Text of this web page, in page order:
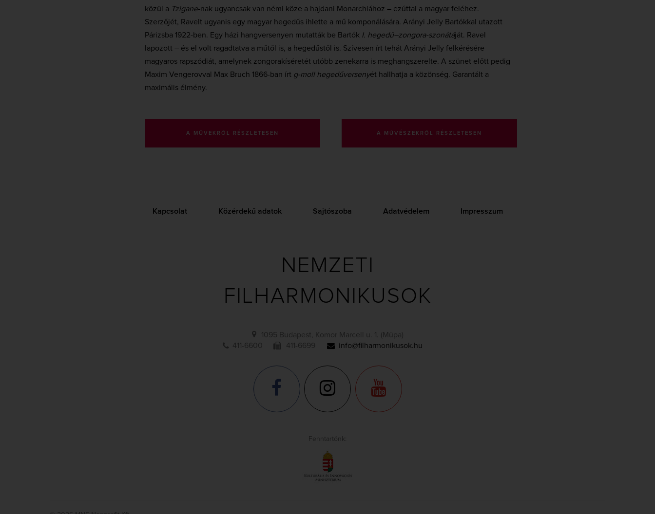
közül a Tzigane-nak ugyancsak van némi köze a hajdani Monarchiához – ezúttal a magyar feléhez.
Szerzőjét, Ravelt ugyanis egy magyar hegedűs ihlette a mű komponálására. Arányi Jelly Bartókkal utazott
Párizsba 1922-ben. Egy házi hangversenyen mutatták be Bartók I. hegedű–zongora-szonátáját. Ravel
lapozott – és el volt ragadtatva a műtől is, a hegedűstől is. Szívesen írt tehát Arányi Jelly felkérésére
magyaros rapszódiát, amelynek zongorakíséretét utóbb zenekarra is meghangszerelte. A szünet előtt pedig
Maxim Vengerovval Max Bruch 1866-ban írt g-moll hegedűversenyét hallhatja a közönség. Garantált a
maximális élmény.
A MŰVEKRŐL RÉSZLETESEN A MŰVÉSZEKRŐL RÉSZLETESEN
Kapcsolat Közérdekű adatok Sajtószoba Adatvédelem Impresszum
NEMZETI
FILHARMONIKUSOK
1095 Budapest, Komor Marcell u. 1. (Müpa)
411-6600
411-6699 info@filharmonikusok.hu
Fenntartónk: